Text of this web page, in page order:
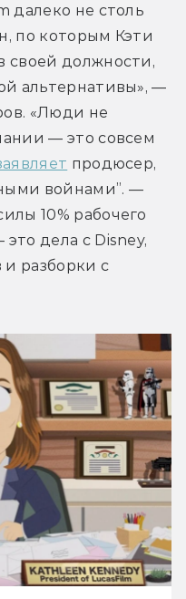
далеко не столь
по которым Кэти
своей должности,
«Люди не
— это совсем
продюсер,
войнами”. —
10% рабочего
дела с Disney,
разборки с